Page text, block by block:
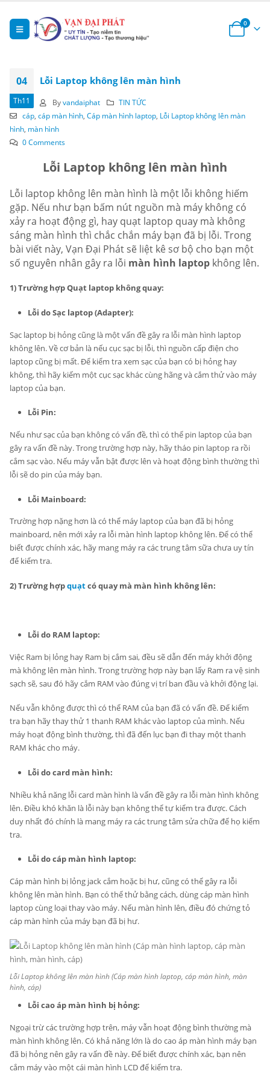
0
04
Th11
Lỗi Laptop không lên màn hình
By vandaiphat
TIN TỨC
cáp, cáp màn hình, Cáp màn hình laptop, Lỗi Laptop không lên màn
hình màn hình
0 Comments
Lỗi Laptop không lên màn hình
Lỗi laptop không lên màn hình là một lỗi không hiếm
gặp. Nếu như bạn bấm nút nguồn mà máy không có
xảy ra hoạt động gì, hay quạt laptop quay mà không
sáng màn hình thì chắc chắn máy bạn đã bị lỗi. Trong
bài viết này, Vạn Đại Phát sẽ liệt kê sơ bộ cho bạn một
số nguyên nhân gây ra lỗi màn hình laptop không lên.
1) Trường hợp Quạt laptop không quay:
Lỗi do Sạc laptop (Adapter):
Sạc laptop bị hỏng cũng là một vấn đề gây ra lỗi màn hình laptop
không lên. Về cơ bản là nếu cục sạc bị lỗi, thì nguồn cấp điện cho
laptop cũng bị mất. Để kiểm tra xem sạc của bạn có bị hỏng hay
không, thì hãy kiếm một cục sạc khác cùng hãng và cắm thử vào máy
laptop của bạn.
Lỗi Pin:
Nếu như sạc của bạn không có vấn đề, thì có thể pin laptop của bạn
gây ra vấn đề này. Trong trường hợp này, hãy tháo pin laptop ra rồi
cắm sạc vào. Nếu máy vẫn bật được lên và hoạt động bình thường thì
lỗi sẽ do pin của máy bạn.
Lỗi Mainboard:
Trường hợp nặng hơn là có thể máy laptop của bạn đã bị hỏng
mainboard, nên mới xảy ra lỗi màn hình laptop không lên. Để có thể
biết được chính xác, hãy mang máy ra các trung tâm sữa chưa uy tín
để kiểm tra.
2) Trường hợpquạtcó quay mà màn hình không lên:
Lỗi do RAM laptop:
Việc Ram bị lỏng hay Ram bị cắm sai, đều sẽ dẫn đến máy khởi động
mà không lên màn hình. Trong trường hợp này bạn lấy Ram ra vệ sinh
sạch sẽ, sau đó hãy cắm RAM vào đúng vị trí ban đầu và khởi động lại.
Nếu vẫn không được thì có thể RAM của bạn đã có vấn đề. Để kiểm
tra bạn hãy thay thử 1 thanh RAM khác vào laptop của mình. Nếu
máy hoạt động bình thường, thì đã đến lục bạn đi thay một thanh
RAM khác cho máy.
Lỗi do card màn hình:
Nhiều khả năng lỗi card màn hình là vấn đề gây ra lỗi màn hình không
lên. Điều khó khăn là lỗi này bạn không thể tự kiểm tra được. Cách
duy nhất đó chính là mang máy ra các trung tâm sửa chữa để họ kiểm
tra.
Lỗi do cáp màn hình laptop:
Cáp màn hình bị lỏng jack cắm hoặc bị hư, cũng có thể gây ra lỗi
không lên màn hình. Bạn có thể thử bằng cách, dùng cáp màn hình
laptop cùng loại thay vào máy. Nếu màn hình lên, điều đó chứng tỏ
cáp màn hình của máy bạn đã bị hư.
Lỗi Laptop không lên màn hình (Cáp màn hình laptop, cáp màn hình, màn
hình, cáp)
Lỗi cao áp màn hình bị hỏng:
Ngoại trừ các trường hợp trên, máy vẫn hoạt động bình thường mà
màn hình không lên. Có khả năng lớn là do cao áp màn hình máy bạn
đã bị hỏng nên gây ra vấn đề này. Để biết được chính xác, bạn nên
cắm máy vào một cái màn hình LCD để kiểm tra.